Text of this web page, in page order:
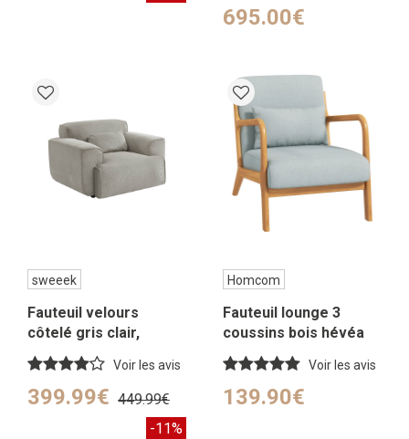
695.00€
sweeek
Fauteuil velours
côtelé gris clair,
coussin fourni
Voir les avis
399.99€ 449.99€
-11%
Homcom
Fauteuil lounge 3
coussins bois hévéa
aspect lin gris
Voir les avis
139.90€